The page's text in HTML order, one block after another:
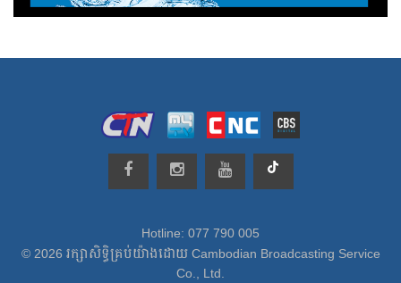
Hotline: 077 790 005
© 2026 រក្សាសិទ្ធិគ្រប់យ៉ាងដោយ Cambodian Broadcasting Service
Co., Ltd.